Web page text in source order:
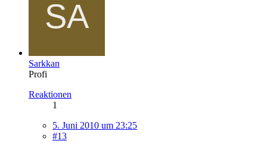
Sarkkan
Profi
Reaktionen
1
5. Juni 2010 um 23:25
#13